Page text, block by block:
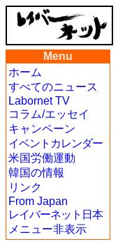
Menu
ホーム
すべてのニュース
Labornet TV
コラム/エッセイ
キャンペーン
イベントカレンダー
米国労働運動
韓国の情報
リンク
From Japan
レイバーネット日本
メニュー非表示